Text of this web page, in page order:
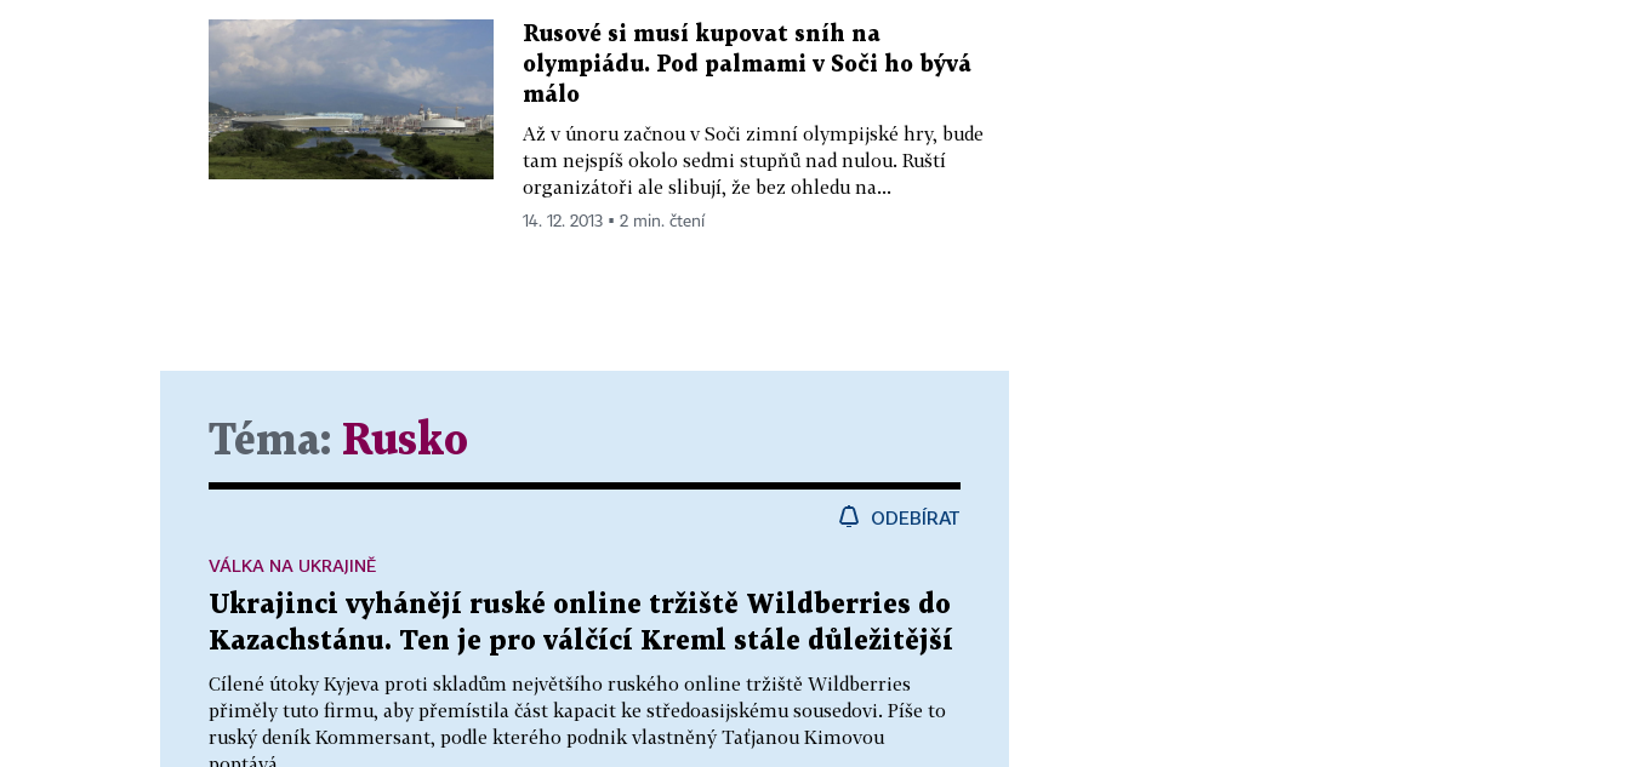
Rusové si musí kupovat sníh na
olympiádu. Pod palmami v Soči ho bývá
málo
Až v únoru začnou v Soči zimní olympijské hry, bude
tam nejspíš okolo sedmi stupňů nad nulou. Ruští
organizátoři ale slibují, že bez ohledu na...
14. 12. 2013 ▪ 2 min. čtení
Téma: Rusko
ODEBÍRAT
Ukrajinci vyhánějí ruské online tržiště Wildberries do
Kazachstánu. Ten je pro válčící Kreml stále důležitější
Cílené útoky Kyjeva proti skladům největšího ruského online tržiště Wildberries
přiměly tuto firmu, aby přemístila část kapacit ke středoasijskému sousedovi. Píše to
ruský deník Kommersant, podle kterého podnik vlastněný Taťjanou Kimovou
VÁLKA NA UKRAJINĚ